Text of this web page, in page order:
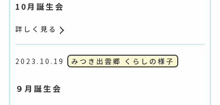
10月誕生会
詳しく見る
2023.10.19 みつき出雲郷 くらしの様子
９月誕生会